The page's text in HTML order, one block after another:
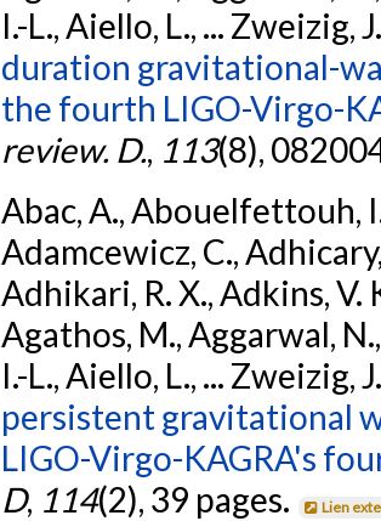
I.-L., Aiello, L., ... Zweizig,
duration gravitational-
the fourth LIGO-Virgo-
review. D., 113(8),
Abac, A., Abouelfettouh,
Adamcewicz, C.,
Adhikari, R. X., Adkins, V.
Agathos, M., Aggarwal,
I.-L., Aiello, L., ... Zweizig,
persistent gravitational
LIGO-Virgo-KAGRA's
D, 114(2), 39 pages. Lien